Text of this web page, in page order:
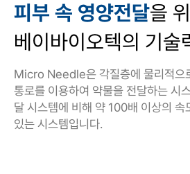
피부 속 영양전달을
베이바이오텍의 기술
Micro Needle은 각질층에 물리적으
통로를 이용하여 약물을 전달하는 시
달 시스템에 비해 약 100배 이상의 속
있는 시스템입니다.